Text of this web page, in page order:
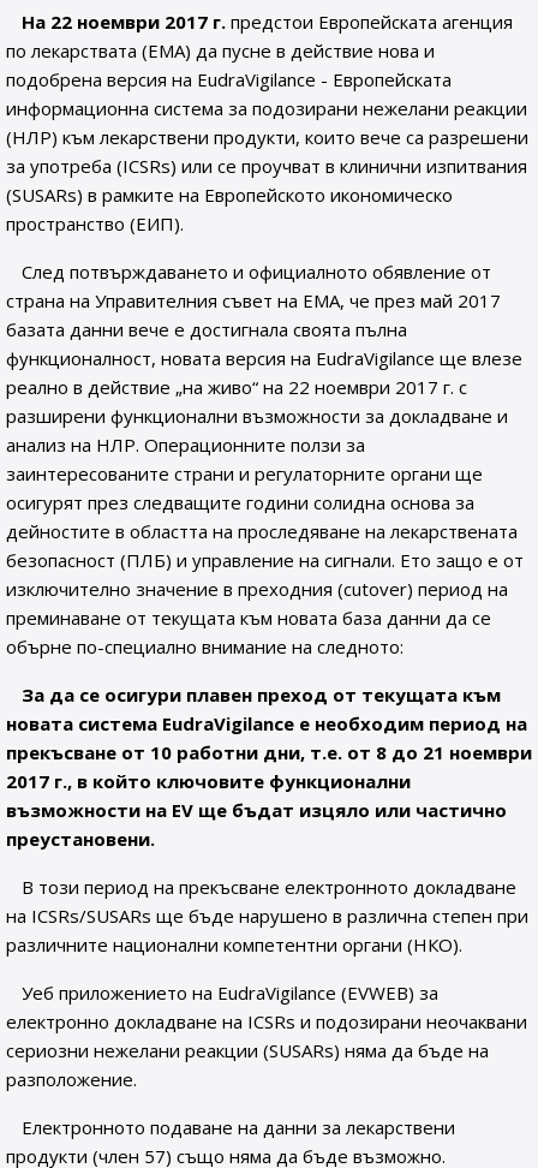
На 22 ноември 2017 г. предстои Европейската агенция
по лекарствата (EMA) да пусне в действие нова и
подобрена версия на EudraVigilance - Европейската
информационна система за подозирани нежелани реакции
(НЛР) към лекарствени продукти, които вече са разрешени
за употреба (ICSRs) или се проучват в клинични изпитвания
(SUSARs) в рамките на Европейското икономическо
пространство (ЕИП).
След потвърждаването и официалното обявление от
страна на Управителния съвет на EMA, че през май 2017
базата данни вече е достигнала своята пълна
функционалност, новата версия на EudraVigilance ще влезе
реално в действие „на живо“ на 22 ноември 2017 г. с
разширени функционални възможности за докладване и
анализ на НЛР. Операционните ползи за
заинтересованите страни и регулаторните органи ще
осигурят през следващите години солидна основа за
дейностите в областта на проследяване на лекарствената
безопасност (ПЛБ) и управление на сигнали. Ето защо е от
изключително значение в преходния (cutover) период на
преминаване от текущата към новата база данни да се
обърне по-специално внимание на следното:
За да се осигури плавен преход от текущата към
новата система EudraVigilance е необходим период на
прекъсване от 10 работни дни, т.е. от 8 до 21 ноември
2017 г., в който ключовите функционални
възможности на EV ще бъдат изцяло или частично
преустановени.
В този период на прекъсване електронното докладване
на ICSRs/SUSARs ще бъде нарушено в различна степен при
различните национални компетентни органи (НКО).
Уеб приложението на EudraVigilance (EVWEB) за
електронно докладване на ICSRs и подозирани неочаквани
сериозни нежелани реакции (SUSARs) няма да бъде на
разположение.
Електронното подаване на данни за лекарствени
продукти (член 57) също няма да бъде възможно.